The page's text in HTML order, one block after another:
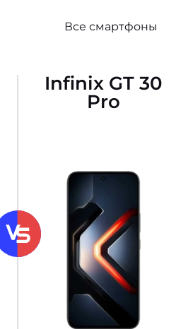
Все смартфоны
Infinix GT 30
Pro